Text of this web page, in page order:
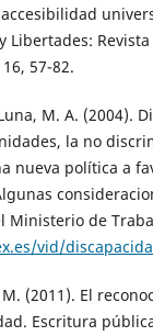
accesibilidad
Libertades:
57-82.
M. A. (2004).
la no
nueva política a
Ministerio de
vid/
(2011). El
Escritura